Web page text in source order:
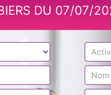
DU 07/07/